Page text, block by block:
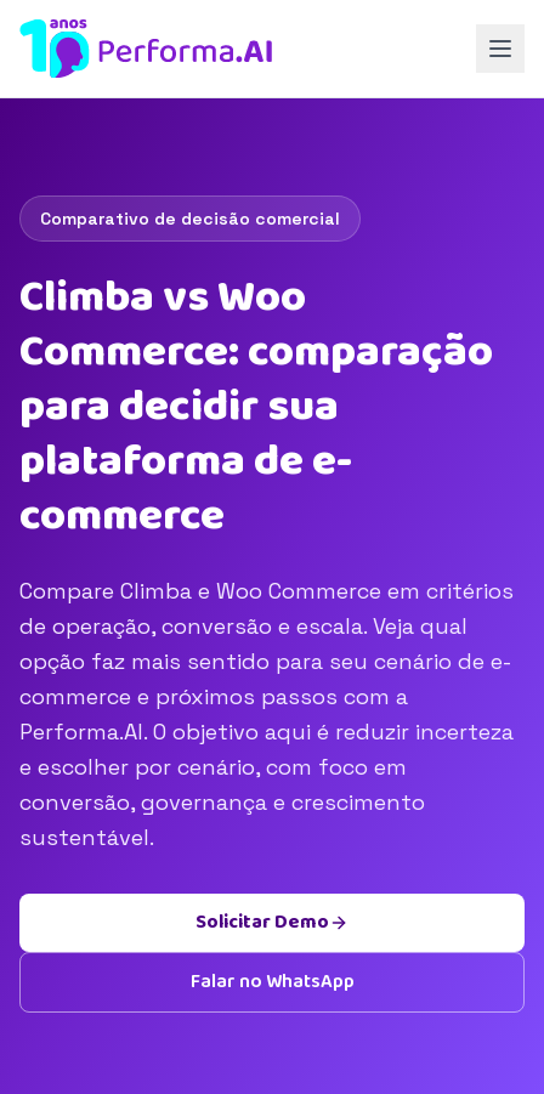
Comparativo de decisão comercial
Climba vs Woo
Commerce: comparação
para decidir sua
plataforma de e-
commerce
Compare Climba e Woo Commerce em critérios
de operação, conversão e escala. Veja qual
opção faz mais sentido para seu cenário de e-
commerce e próximos passos com a
Performa.AI. O objetivo aqui é reduzir incerteza
e escolher por cenário, com foco em
conversão, governança e crescimento
sustentável.
Solicitar Demo
Falar no WhatsApp